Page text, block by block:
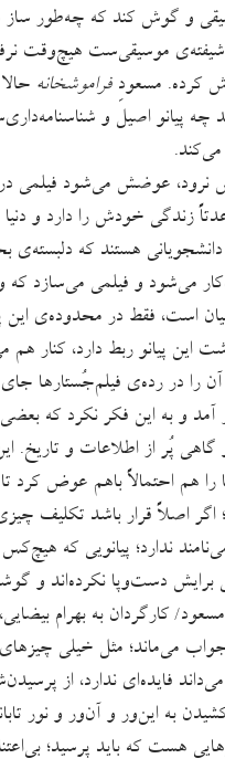
و گوش کند که چه‌طور ساز
موسیقی‌ست هیچ‌وقت
کرده. مسعودِفراموشخانه
چه پیانو اصیل و
می‌کند.
نرود، عوضش می‌‌شود فیلمی
زندگی خودش را دارد و دنیا
هستند که دلبسته‌ی
می‌شود و فیلمی می‌سازد
فقط در محدوده‌ی این
پیانو ربط دارد، کنار هم
را در رده‌ی فیلم‌جُستارها
آمد و به این فکر نکرد که
پُر از اطلاعات و تاریخ.
احتمالاً باهم عوض کرد تا
اگر اصلاً قرار باشد تکلیف
ندارد؛ پیانویی که
دست‌وپا نکرده‌اند و
کارگردان به بهرام
می‌ماند؛ مثل خیلی
فایده‌ای ندارد، از
به این‌ور و آن‌ور و نور
هست که باید پرسید؛